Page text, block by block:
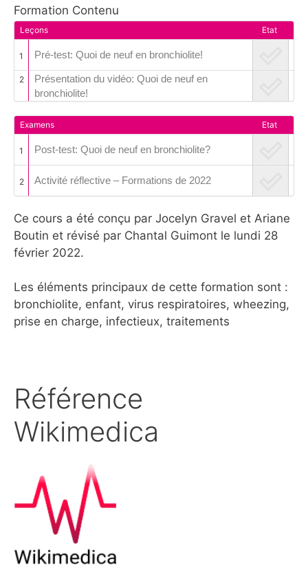
Formation Contenu
Leçons Etat
1 Pré-test: Quoi de neuf en bronchiolite!
2
Présentation du vidéo: Quoi de neuf en
bronchiolite!
Examens Etat
1 Post-test: Quoi de neuf en bronchiolite?
2 Activité réflective – Formations de 2022
Ce cours a été conçu par Jocelyn Gravel et Ariane
Boutin et révisé par Chantal Guimont le lundi 28
février 2022.
Les éléments principaux de cette formation sont :
bronchiolite, enfant, virus respiratoires, wheezing,
prise en charge, infectieux, traitements
Référence
Wikimedica